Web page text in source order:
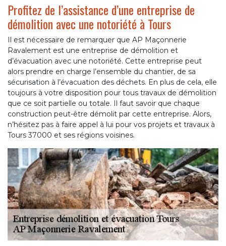
Profitez de l’assistance d’une entreprise de
démolition avec une notoriété à Tours
Il est nécessaire de remarquer que AP Maçonnerie
Ravalement est une entreprise de démolition et
d’évacuation avec une notoriété. Cette entreprise peut
alors prendre en charge l’ensemble du chantier, de sa
sécurisation à l’évacuation des déchets. En plus de cela, elle
toujours à votre disposition pour tous travaux de démolition
que ce soit partielle ou totale. Il faut savoir que chaque
construction peut-être démolit par cette entreprise. Alors,
n’hésitez pas à faire appel à lui pour vos projets et travaux à
Tours 37000 et ses régions voisines.